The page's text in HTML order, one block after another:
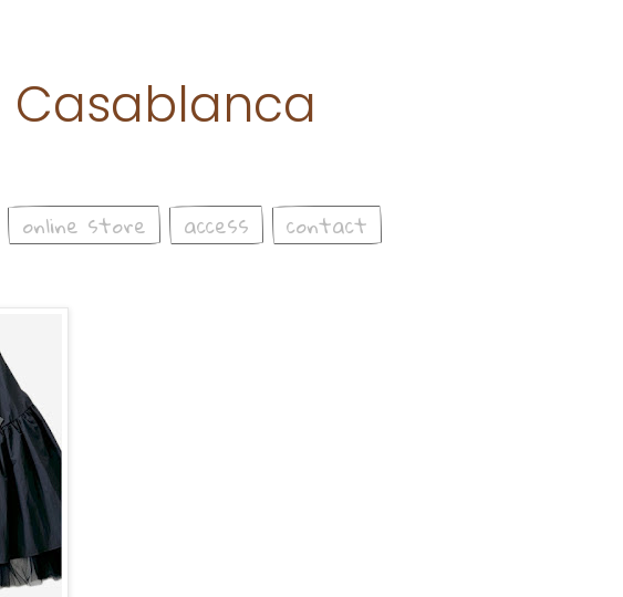
Casablanca
online store access contact